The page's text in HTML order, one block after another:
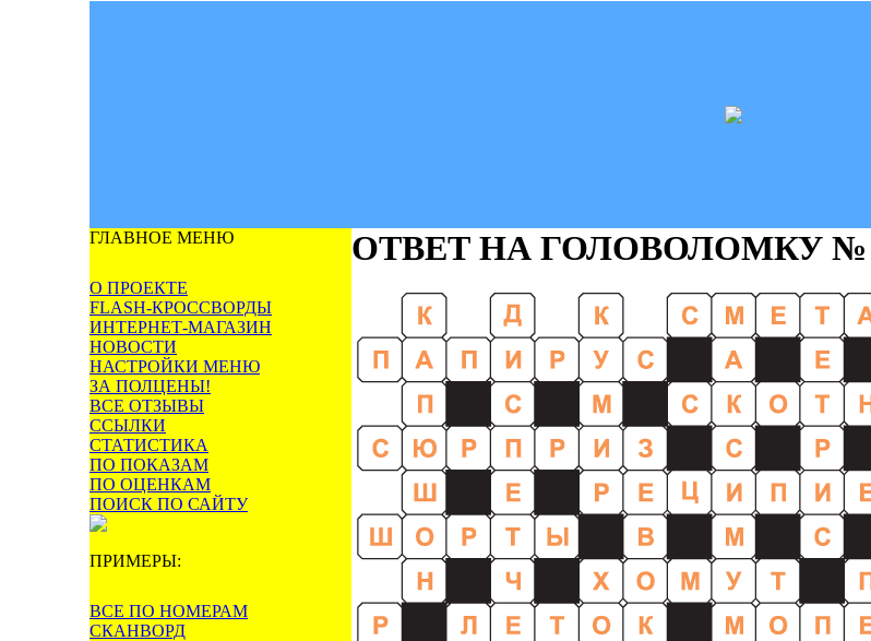
ГЛАВНОЕ МЕНЮ
О ПРОЕКТЕ
FLASH-КРОССВОРДЫ
ИНТЕРНЕТ-МАГАЗИН
НОВОСТИ
НАСТРОЙКИ МЕНЮ
ЗА ПОЛЦЕНЫ!
ВСЕ ОТЗЫВЫ
ССЫЛКИ
СТАТИСТИКА
ПО ПОКАЗАМ
ПО ОЦЕНКАМ
ПОИСК ПО САЙТУ
ПРИМЕРЫ:
ВСЕ ПО НОМЕРАМ
СКАНВОРД
ОТВЕТ НА ГОЛОВОЛОМКУ №